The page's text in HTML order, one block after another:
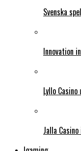
Svenska
Innovation
Lyllo
Jalla